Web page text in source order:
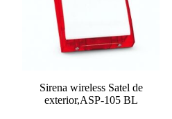
Sirena wireless Satel de
exterior,ASP-105 BL